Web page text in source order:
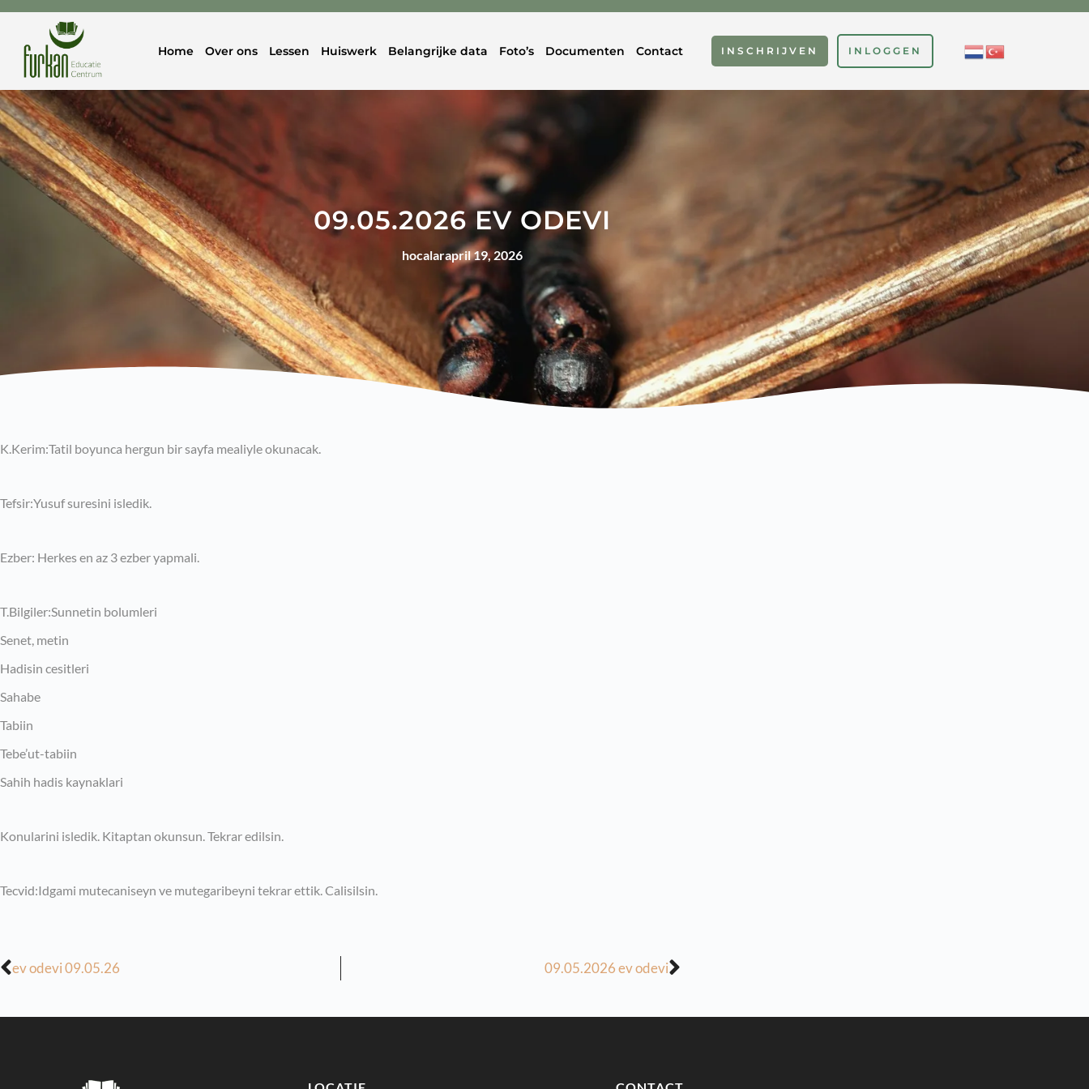
Home Over ons Lessen Huiswerk Belangrijke data Foto’s Documenten Contact INSCHRIJVEN INLOGGEN
09.05.2026 EV ODEVI
hocalarapril 19, 2026
K.Kerim:Tatil boyunca hergun bir sayfa mealiyle okunacak.
Tefsir:Yusuf suresini isledik.
Ezber: Herkes en az 3 ezber yapmali.
T.Bilgiler:Sunnetin bolumleri
Senet, metin
Hadisin cesitleri
Sahabe
Tabiin
Tebe’ut-tabiin
Sahih hadis kaynaklari
Konularini isledik. Kitaptan okunsun. Tekrar edilsin.
Tecvid:Idgami mutecaniseyn ve mutegaribeyni tekrar ettik. Calisilsin.
ev odevi 09.05.26 09.05.2026 ev odevi